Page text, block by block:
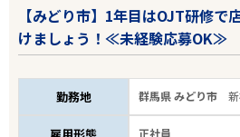
【みどり市】1年目はOJT研修で
けましょう！≪未経験応募OK≫
勤務地 群馬県 みどり市
正社員